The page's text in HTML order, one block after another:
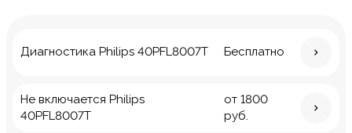
Диагностика Philips 40PFL8007T Бесплатно
Не включается Philips
40PFL8007T
от 1800
руб.